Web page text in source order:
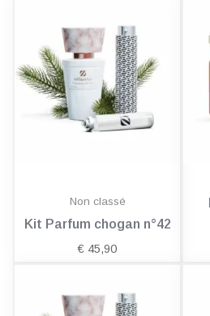
Non classé
Kit Parfum chogan n°42
€ 45,90